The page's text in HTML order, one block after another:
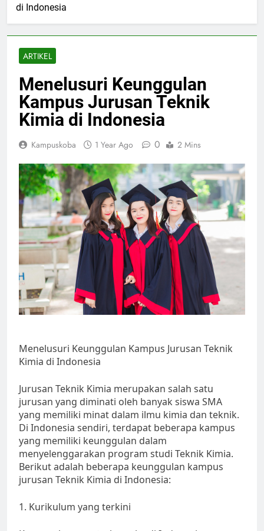
di Indonesia
ARTIKEL
Menelusuri Keunggulan
Kampus Jurusan Teknik
Kimia di Indonesia
Kampuskoba 1 Year Ago 0 2 Mins
Menelusuri Keunggulan Kampus Jurusan Teknik
Kimia di Indonesia
Jurusan Teknik Kimia merupakan salah satu
jurusan yang diminati oleh banyak siswa SMA
yang memiliki minat dalam ilmu kimia dan teknik.
Di Indonesia sendiri, terdapat beberapa kampus
yang memiliki keunggulan dalam
menyelenggarakan program studi Teknik Kimia.
Berikut adalah beberapa keunggulan kampus
jurusan Teknik Kimia di Indonesia:
1. Kurikulum yang terkini